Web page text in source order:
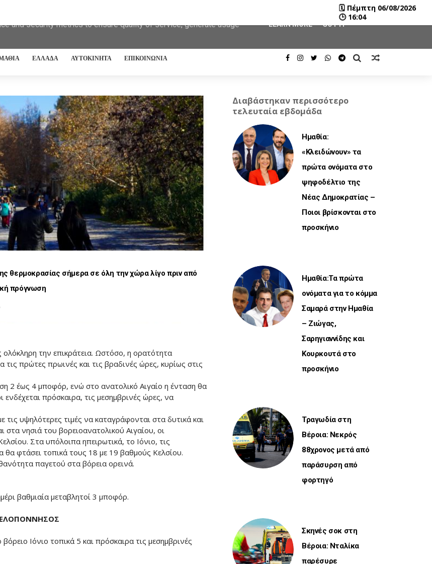
ΕΛΛΑΔΑ ΑΥΤΟΚΙΝΗΤΑ ΕΠΙΚΟΙΝΩΝΙΑ
θερμοκρασίας σήμερα σε όλη την χώρα λίγο πριν από
πρόγνωση
την επικράτεια. Ωστόσο, η ορατότητα
τις πρώτες πρωινές και τις βραδινές ώρες, κυρίως στις
2 έως 4 μποφόρ, ενώ στο ανατολικό Αιγαίο η ένταση θα
πρόσκαιρα, τις μεσημβρινές ώρες, να
υψηλότερες τιμές να καταγράφονται στα δυτικά και
στα νησιά του βορειοανατολικού Αιγαίου, οι
Στα υπόλοιπα ηπειρωτικά, το Ιόνιο, τις
φτάσει τοπικά τους 18 με 19 βαθμούς Κελσίου.
παγετού στα βόρεια ορεινά.
βαθμιαία μεταβλητοί 3 μποφόρ.
Ιόνιο τοπικά 5 και πρόσκαιρα τις μεσημβρινές
Διαβάστηκαν περισσότερο
τελευταία εβδομάδα
Ημαθία:
«Κλειδώνουν» τα
πρώτα ονόματα στο
ψηφοδέλτιο της
Νέας Δημοκρατίας –
Ποιοι βρίσκονται στο
προσκήνιο
Ημαθία:Τα πρώτα
ονόματα για το κόμμα
Σαμαρά στην Ημαθία
– Ζιώγας,
Σαρηγιαννίδης και
Κουρκουτά στο
προσκήνιο
Τραγωδία στη
Βέροια: Νεκρός
88χρονος μετά από
παράσυρση από
φορτηγό
Σκηνές σοκ στη
Βέροια: Νταλίκα
παρέσυρε
🗓 Πέμπτη 06/08/2026
🕒 16:04
and security metrics to ensure quality of service, generate usage
LEARN MORE GOT IT